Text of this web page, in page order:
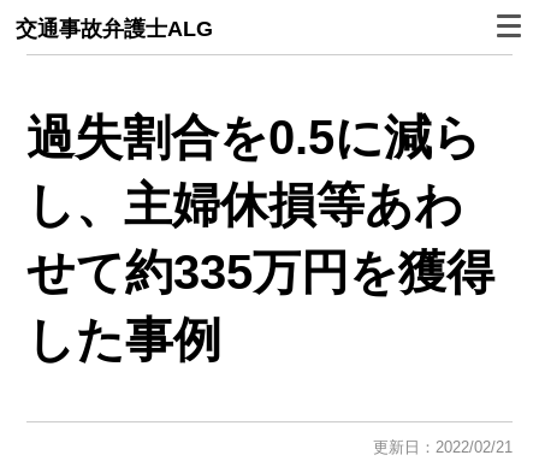
交通事故弁護士ALG
過失割合を0.5に減ら
し、主婦休損等あわ
せて約335万円を獲得
した事例
更新日：2022/02/21